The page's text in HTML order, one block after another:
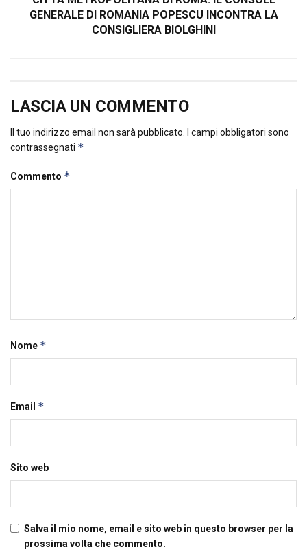
GENERALE DI ROMANIA POPESCU INCONTRA LA
CONSIGLIERA BIOLGHINI
LASCIA UN COMMENTO
Il tuo indirizzo email non sarà pubblicato. I campi obbligatori sono
contrassegnati *
Commento *
Nome *
Email *
Sito web
Salva il mio nome, email e sito web in questo browser per la
prossima volta che commento.